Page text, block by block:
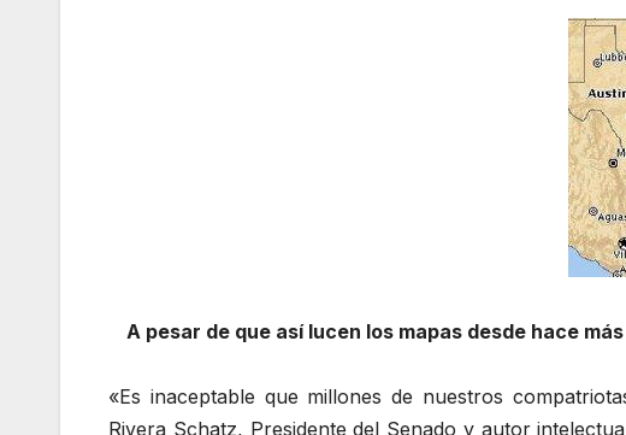
A pesar de que así lucen los mapas desde hace
«Es inaceptable que millones de nuestros
Rivera Schatz, Presidente del Senado y autor